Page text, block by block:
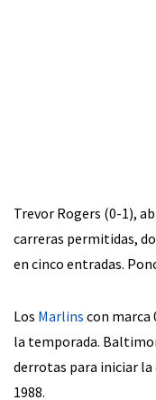
Trevor Rogers (0-1),
carreras permitidas,
en cinco entradas.
Los Marlins con marca
la temporada.
derrotas para iniciar la
1988.